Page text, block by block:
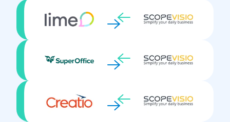
Vertriebsprognosen & -daten